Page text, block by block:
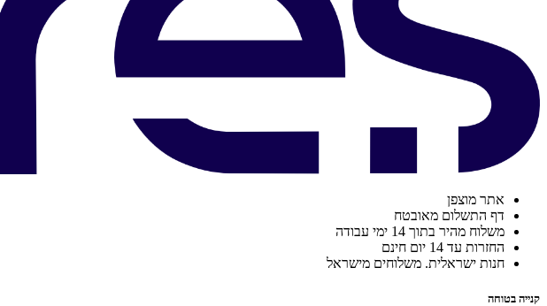
אתר מוצפן
דף התשלום מאובטח
משלוח מהיר בתוך 14 ימי עבודה
החזרות עד 14 יום חינם
חנות ישראלית. משלוחים מישראל
קנייה בטוחה